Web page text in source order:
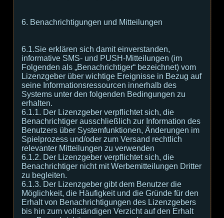
6. Benachrichtigungen und Mitteilungen
6.1.Sie erklären sich damit einverstanden,
informative SMS- und PUSH-Mitteilungen (im
Folgenden als „Benachrichtiger“ bezeichnet) vom
Lizenzgeber über wichtige Ereignisse in Bezug auf
seine Informationsressourcen innerhalb des
Systems unter den folgenden Bedingungen zu
erhalten.
6.1.1. Der Lizenzgeber verpflichtet sich, die
Benachrichtiger ausschließlich zur Information des
Benutzers über Systemfunktionen, Änderungen im
Spielprozess und/oder zum Versand rechtlich
relevanter Mitteilungen zu verwenden
6.1.2. Der Lizenzgeber verpflichtet sich, die
Benachrichtiger nicht mit Werbemitteilungen Dritter
zu begleiten.
6.1.3. Der Lizenzgeber gibt dem Benutzer die
Möglichkeit, die Häufigkeit und die Gründe für den
Erhalt von Benachrichtigungen des Lizenzgebers
bis hin zum vollständigen Verzicht auf den Erhalt